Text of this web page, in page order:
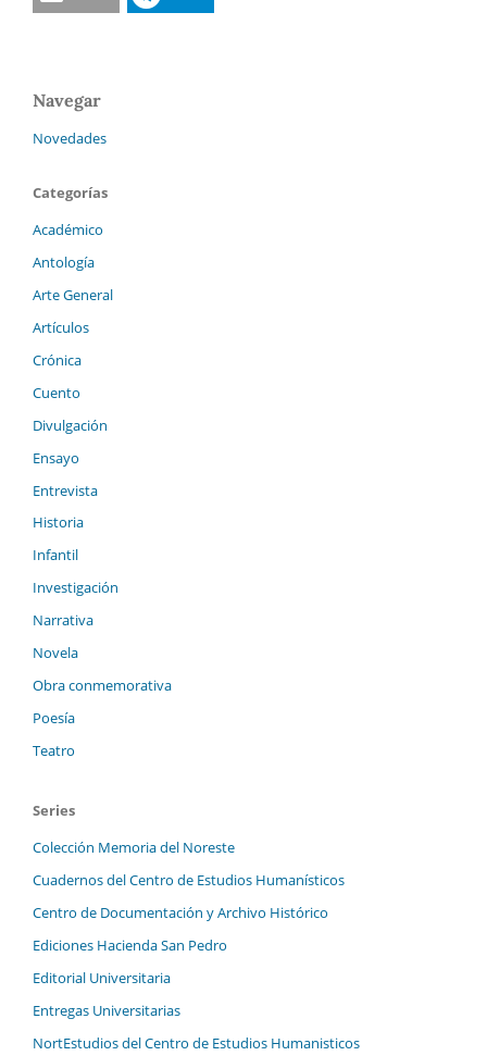
Navegar
Novedades
Categorías
Académico
Antología
Arte General
Artículos
Crónica
Cuento
Divulgación
Ensayo
Entrevista
Historia
Infantil
Investigación
Narrativa
Novela
Obra conmemorativa
Poesía
Teatro
Series
Colección Memoria del Noreste
Cuadernos del Centro de Estudios Humanísticos
Centro de Documentación y Archivo Histórico
Ediciones Hacienda San Pedro
Editorial Universitaria
Entregas Universitarias
NortEstudios del Centro de Estudios Humanisticos